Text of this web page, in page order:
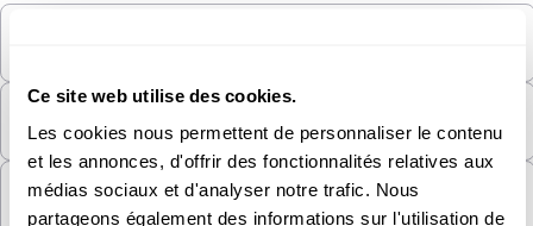
Ce site web utilise des cookies.
Les cookies nous permettent de personnaliser le contenu
et les annonces, d'offrir des fonctionnalités relatives aux
médias sociaux et d'analyser notre trafic. Nous
partageons également des informations sur l'utilisation de
Faux site web
Fraude au niveau de la direction générale